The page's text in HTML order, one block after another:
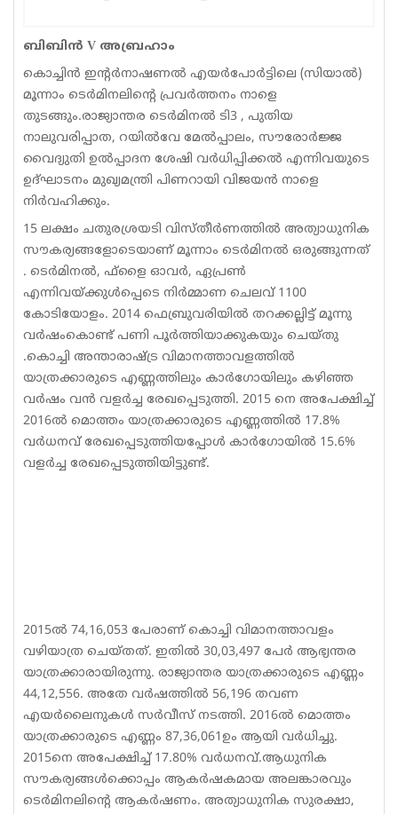
Classifieds
Law
Gallery
ബിബിന്‍ V അബ്രഹാം
കൊച്ചിന്‍ ഇന്റര്‍നാഷണല്‍ എയര്‍പോര്‍ട്ടിലെ (സിയാല്‍)
മൂന്നാം ടെര്‍മിനലിന്റെ പ്രവര്‍ത്തനം നാളെ
തുടങ്ങും.രാജ്യാന്തര ടെര്‍മിനല്‍ ടി3 , പുതിയ
നാലുവരിപ്പാത, റയില്‍വേ മേല്‍പ്പാലം, സൗരോര്‍ജ്ജ
വൈദ്യുതി ഉല്‍പ്പാദന ശേഷി വര്‍ധിപ്പിക്കല്‍ എന്നിവയുടെ
ഉദ്ഘാടനം മുഖ്യമന്ത്രി പിണറായി വിജയന്‍ നാളെ
നിര്‍വഹിക്കും.
15 ലക്ഷം ചതുരശ്രയടി വിസ്തീര്‍ണത്തില്‍ അത്യാധുനിക
സൗകര്യങ്ങളോടെയാണ് മൂന്നാം ടെര്‍മിനല്‍ ഒരുങ്ങുന്നത്
. ടെര്‍മിനല്‍, ഫ്‌ളൈ ഓവര്‍, ഏപ്രണ്‍
എന്നിവയ്ക്കുള്‍പ്പെടെ നിര്‍മ്മാണ ചെലവ് 1100
കോടിയോളം. 2014 ഫെബ്രുവരിയില്‍ തറക്കല്ലിട്ട് മൂന്നു
വര്‍ഷംകൊണ്ട് പണി പൂര്‍ത്തിയാക്കുകയും ചെയ്തു
.കൊച്ചി അന്താരാഷ്ട്ര വിമാനത്താവളത്തില്‍
യാത്രക്കാരുടെ എണ്ണത്തിലും കാര്‍ഗോയിലും കഴിഞ്ഞ
വര്‍ഷം വന്‍ വളര്‍ച്ച രേഖപ്പെടുത്തി. 2015 നെ അപേക്ഷിച്ച്
2016ല്‍ മൊത്തം യാത്രക്കാരുടെ എണ്ണത്തില്‍ 17.8%
വര്‍ധനവ് രേഖപ്പെടുത്തിയപ്പോള്‍ കാര്‍ഗോയില്‍ 15.6%
വളര്‍ച്ച രേഖപ്പെടുത്തിയിട്ടുണ്ട്.
2015ല്‍ 74,16,053 പേരാണ് കൊച്ചി വിമാനത്താവളം
വഴിയാത്ര ചെയ്തത്. ഇതില്‍ 30,03,497 പേര്‍ ആഭ്യന്തര
യാത്രക്കാരായിരുന്നു. രാജ്യാന്തര യാത്രക്കാരുടെ എണ്ണം
44,12,556. അതേ വര്‍ഷത്തില്‍ 56,196 തവണ
എയര്‍ലൈനുകള്‍ സര്‍വീസ് നടത്തി. 2016ല്‍ മൊത്തം
യാത്രക്കാരുടെ എണ്ണം 87,36,061ഉം ആയി വര്‍ധിച്ചു.
2015നെ അപേക്ഷിച്ച് 17.80% വര്‍ധനവ്.ആധുനിക
സൗകര്യങ്ങള്‍ക്കൊപ്പം ആകര്‍ഷകമായ അലങ്കാരവും
ടെര്‍മിനലിന്റെ ആകര്‍ഷണം. അത്യാധുനിക സുരക്ഷാ,